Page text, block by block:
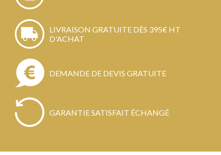
LIVRAISON GRATUITE DÈS 395€ HT
D'ACHAT
DEMANDE DE DEVIS GRATUITE
GARANTIE SATISFAIT ÉCHANGÉ